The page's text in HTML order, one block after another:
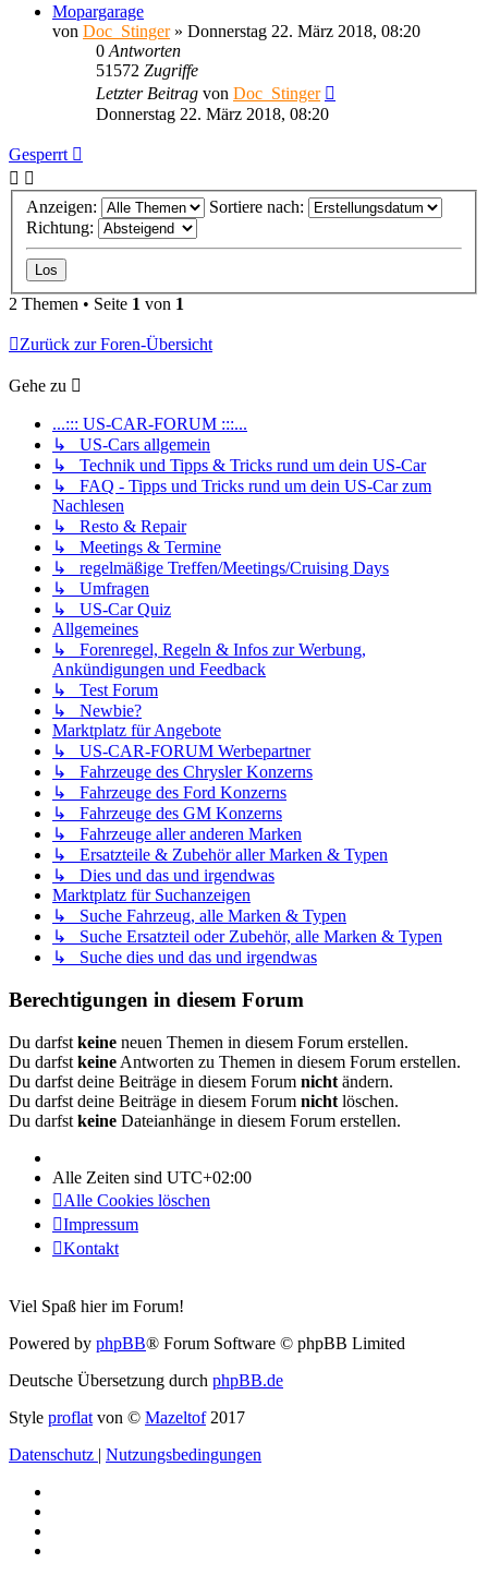
Mopargarage
von Doc_Stinger» Donnerstag 22. März 2018, 08:20
0 Antworten
51572 Zugriffe
Letzter Beitrag von Doc_Stinger
Donnerstag 22. März 2018, 08:20
Gesperrt
Anzeigen:
Sortiere nach:
Richtung:
2 Themen • Seite 1 von 1
Zurück zur Foren-Übersicht
Gehe zu
...::: US-CAR-FORUM :::...
↳ US-Cars allgemein
↳ Technik und Tipps & Tricks rund um dein US-Car
↳ FAQ - Tipps und Tricks rund um dein US-Car zum
Nachlesen
↳ Resto & Repair
↳ Meetings & Termine
↳ regelmäßige Treffen/Meetings/Cruising Days
↳ Umfragen
↳ US-Car Quiz
Allgemeines
↳ Forenregel, Regeln & Infos zur Werbung,
Ankündigungen und Feedback
↳ Test Forum
↳ Newbie?
Marktplatz für Angebote
↳ US-CAR-FORUM Werbepartner
↳ Fahrzeuge des Chrysler Konzerns
↳ Fahrzeuge des Ford Konzerns
↳ Fahrzeuge des GM Konzerns
↳ Fahrzeuge aller anderen Marken
↳ Ersatzteile & Zubehör aller Marken & Typen
↳ Dies und das und irgendwas
Marktplatz für Suchanzeigen
↳ Suche Fahrzeug, alle Marken & Typen
↳ Suche Ersatzteil oder Zubehör, alle Marken & Typen
↳ Suche dies und das und irgendwas
Berechtigungen in diesem Forum
Du darfst keine neuen Themen in diesem Forum erstellen.
Du darfst keine Antworten zu Themen in diesem Forum erstellen.
Du darfst deine Beiträge in diesem Forum nicht ändern.
Du darfst deine Beiträge in diesem Forum nicht löschen.
Du darfst keine Dateianhänge in diesem Forum erstellen.
Alle Zeiten sind UTC+02:00
Alle Cookies löschen
Impressum
Kontakt
Viel Spaß hier im Forum!
Powered by phpBB® Forum Software © phpBB Limited
Deutsche Übersetzung durch phpBB.de
Style proflat von © Mazeltof2017
Datenschutz | Nutzungsbedingungen